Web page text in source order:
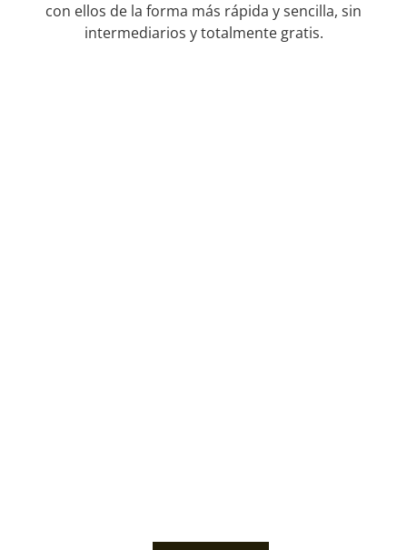
con ellos de la forma más rápida y sencilla, sin
intermediarios y totalmente gratis.